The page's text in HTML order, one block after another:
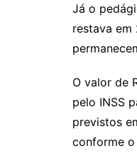
Já o
restava em
O valor de
pelo INSS
previstos
conforme